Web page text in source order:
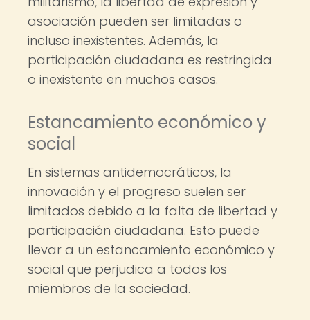
asociación pueden ser limitadas o
incluso inexistentes. Además, la
participación ciudadana es restringida
o inexistente en muchos casos.
Estancamiento económico y
social
En sistemas antidemocráticos, la
innovación y el progreso suelen ser
limitados debido a la falta de libertad y
participación ciudadana. Esto puede
llevar a un estancamiento económico y
social que perjudica a todos los
miembros de la sociedad.